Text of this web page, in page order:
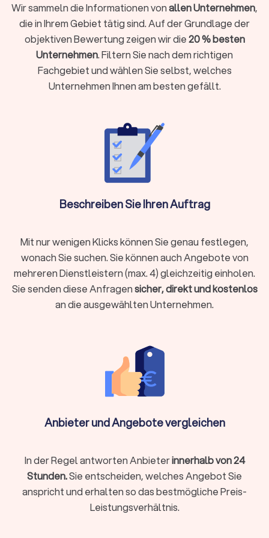
Selbstständig, freiberuflich tätig sind oder ein
Unternehmen führen
Einkünfte aus Vermietung, Kapitalvermögen oder anderen
Einkunftsarten haben
Komplexe steuerliche Sachverhalte vorliegen wie
Auslandseinkünfte, Erbschaften oder Beteiligungen
Steueroptimierung und proaktive Gestaltungsberatung
Als Faustregel gilt: Wenn die mögliche Steuerersparnis oder
Zeitersparnis die Kosten übersteigt, ist die Investition
Steuerberater vor Ort oder digital wählen?
Moderne Steuerberatung findet längst nicht mehr nur im
klassischen Büro statt. Digitale Kanzleien bieten ihre
Dienstleistungen vollständig online an, von der
Belegübermittlung bis zur Videoberatung. Beide Modelle
haben Vorzüge:
Persönlicher Kontakt bei komplexen Beratungen
Kurzfristige persönliche Termine möglich
Gut geeignet für Mandanten, die persönlichen Kontakt
Online-Steuerberatung
Ortsunabhängig und zeitlich flexibel
Wir sammeln die Informationen vonallen Unternehmen,
die in Ihrem Gebiet tätig sind. Auf der Grundlage der
objektiven Bewertung zeigen wir die20 % besten
Unternehmen. Filtern Sie nach dem richtigen
Fachgebiet und wählen Sie selbst, welches
Unternehmen Ihnen am besten gefällt.
Beschreiben Sie Ihren Auftrag
Mit nur wenigen Klicks können Sie genau festlegen,
wonach Sie suchen. Sie können auch Angebote von
mehreren Dienstleistern (max. 4) gleichzeitig einholen.
Sie senden diese Anfragensicher, direkt und kostenlos
an die ausgewählten Unternehmen.
Anbieter und Angebote vergleichen
In der Regel antworten Anbieterinnerhalb von 24
Stunden.Sie entscheiden, welches Angebot Sie
anspricht und erhalten so das bestmögliche Preis-
Leistungsverhältnis.